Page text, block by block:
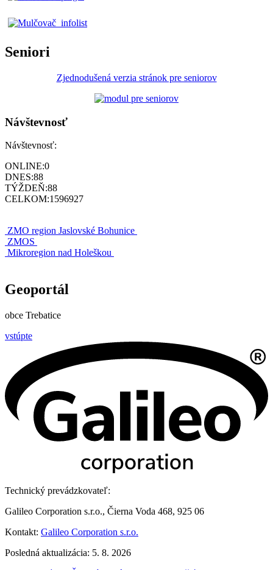
Seniori
Zjednodušená verzia stránok pre seniorov
Návštevnosť
Návštevnosť:
ONLINE:0
DNES:88
TÝŽDEŇ:88
CELKOM:1596927
ZMO region Jaslovské Bohunice
ZMOS
Mikroregion nad Holeškou
Geoportál
obce Trebatice
vstúpte
Technický prevádzkovateľ:
Galileo Corporation s.r.o., Čierna Voda 468, 925 06
Kontakt: Galileo Corporation s.r.o.
Posledná aktualizácia: 5. 8. 2026